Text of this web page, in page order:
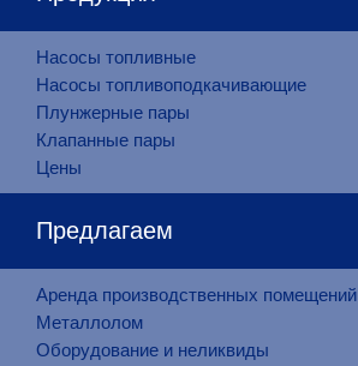
Насосы топливные
Насосы топливоподкачивающие
Плунжерные пары
Клапанные пары
Цены
Предлагаем
Аренда производственных помещений
Металлолом
Оборудование и неликвиды